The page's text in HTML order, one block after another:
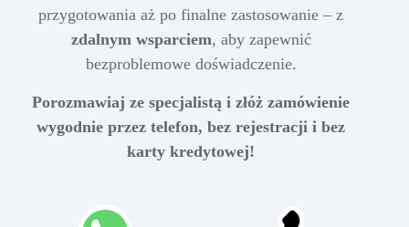
przygotowania aż po finalne zastosowanie – z
zdalnym wsparciem, aby zapewnić
bezproblemowe doświadczenie.
Porozmawiaj ze specjalistą i złóż zamówienie
wygodnie przez telefon, bez rejestracji i bez
karty kredytowej!